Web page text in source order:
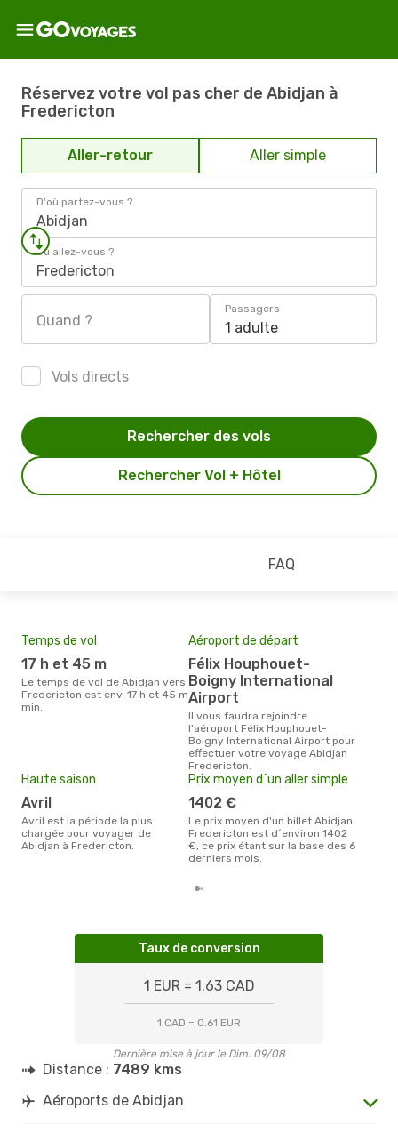
Réservez votre vol pas cher de Abidjan à
Fredericton
Aller-retour Aller simple
D'où partez-vous ?
Abidjan
Où allez-vous ?
Fredericton
Quand ?
Passagers
1 adulte
Vols directs
Rechercher Vol + Hôtel
Rechercher des vols
FAQ
Temps de vol
17 h et 45 m
Le temps de vol de Abidjan vers
Fredericton est env. 17 h et 45 m
min.
Aéroport de départ
Félix Houphouet-
Boigny International
Airport
Il vous faudra rejoindre
l'aéroport Félix Houphouet-
Boigny International Airport pour
effectuer votre voyage Abidjan
Fredericton.
Haute saison
avril
avril est la période la plus
chargée pour voyager de
Abidjan à Fredericton.
Prix moyen d´un aller simple
1402 €
Le prix moyen d'un billet Abidjan
Fredericton est d´environ 1402
€, ce prix étant sur la base des 6
derniers mois.
Taux de conversion
1 EUR = 1.63 CAD
1 CAD = 0.61 EUR
Dernière mise à jour le Dim. 09/08
Distance : 7489 kms
Aéroports de Abidjan